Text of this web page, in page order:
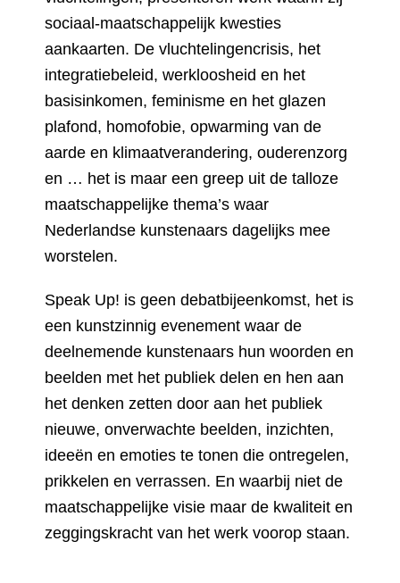
sociaal-maatschappelijk kwesties
aankaarten. De vluchtelingencrisis, het
integratiebeleid, werkloosheid en het
basisinkomen, feminisme en het glazen
plafond, homofobie, opwarming van de
aarde en klimaatverandering, ouderenzorg
en … het is maar een greep uit de talloze
maatschappelijke thema’s waar
Nederlandse kunstenaars dagelijks mee
worstelen.
Speak Up! is geen debatbijeenkomst, het is
een kunstzinnig evenement waar de
deelnemende kunstenaars hun woorden en
beelden met het publiek delen en hen aan
het denken zetten door aan het publiek
nieuwe, onverwachte beelden, inzichten,
ideeën en emoties te tonen die ontregelen,
prikkelen en verrassen. En waarbij niet de
maatschappelijke visie maar de kwaliteit en
zeggingskracht van het werk voorop staan.